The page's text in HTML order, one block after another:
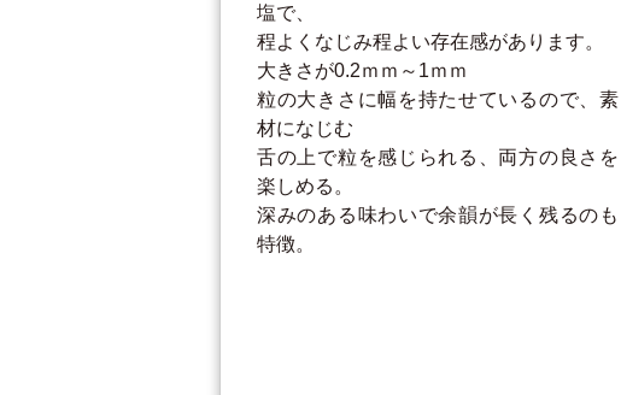
塩で、
程よくなじみ程よい存在感があります。
大きさが0.2ｍｍ～1ｍｍ
粒の大きさに幅を持たせているので、素
材になじむ
舌の上で粒を感じられる、両方の良さを
楽しめる。
深みのある味わいで余韻が長く残るのも
特徴。